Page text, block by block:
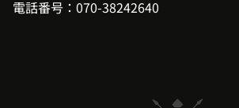
電話番号：070-38242640